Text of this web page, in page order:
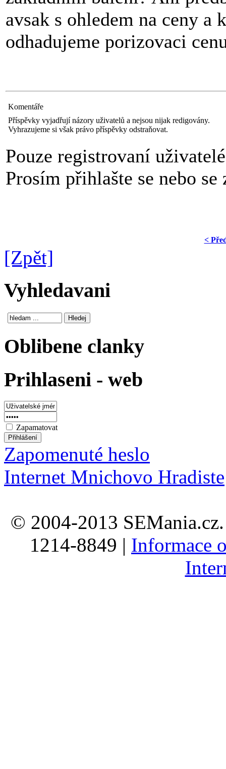
avsak s ohledem na ceny
odhadujeme porizovaci
Komentáře
Příspěvky vyjadřují názory uživatelů a nejsou nijak redigovány.
Vyhrazujeme si však právo příspěvky odstraňovat.
Pouze registrovaní
Prosím přihlašte se nebo
<
[Zpět]
Vyhledavani
Oblibene clanky
Prihlaseni - web
Zapamatovat
Zapomenuté heslo
Internet Mnichovo Hradiste
© 2004-2013
1214-8849 | Informace